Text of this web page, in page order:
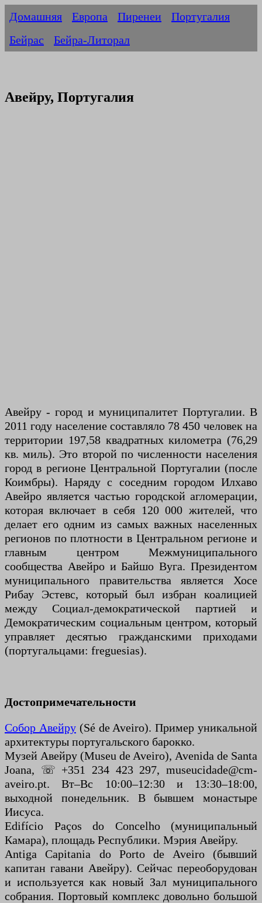
Домашняя Европа Пиренеи
Португалия
Бейрас
Бейра-Литорал
Авейру, Португалия
Авейру - город и муниципалитет Португалии. В
2011 году население составляло 78 450 человек на
территории 197,58 квадратных километра (76,29
кв. миль). Это второй по численности населения
город в регионе Центральной Португалии (после
Коимбры). Наряду с соседним городом Илхаво
Авейро является частью городской агломерации,
которая включает в себя 120 000 жителей, что
делает его одним из самых важных населенных
регионов по плотности в Центральном регионе и
главным центром Межмуниципального
сообщества Авейро и Байшо Вуга. Президентом
муниципального правительства является Хосе
Рибау Эстевс, который был избран коалицией
между Социал-демократической партией и
Демократическим социальным центром, который
управляет десятью гражданскими приходами
(португальцами: freguesias).
Достопримечательности
Собор Авейру(Sé de Aveiro). Пример уникальной
архитектуры португальского барокко.
Музей Авейру (Museu de Aveiro), Avenida de Santa
Joana, ☏ +351 234 423 297, museucidade@cm-
aveiro.pt. Вт–Вс 10:00–12:30 и 13:30–18:00,
выходной понедельник. В бывшем монастыре
Иисуса.
Edifício Paços do Concelho (муниципальный
Камара), площадь Республики. Мэрия Авейру.
Antiga Capitania do Porto de Aveiro (бывший
капитан гавани Авейру). Сейчас переоборудован
и используется как новый Зал муниципального
собрания. Портовый комплекс довольно большой